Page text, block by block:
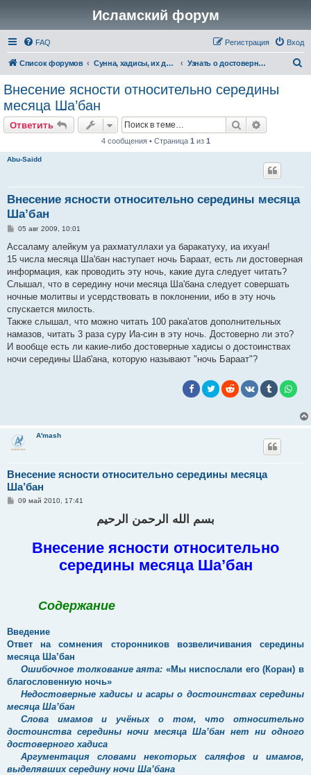
Исламский форум
FAQ Вход
Регистрация
Список форумов Сунна, хадисы, их достоверность и понимание Узнать о достоверности хадиса и асара
Внесение ясности относительно середины
месяца Ша’бан
Ответить Поиск
4 сообщения • Страница 1 из 1
Abu-Saidd
Внесение ясности относительно середины месяца
Ша’бан
С
о
щ
е
и
е
05 авг 2009, 10:01
Ассаламу алейкум уа рахматуллахи уа баракатуху, иа ихуан!
15 числа месяца Ша'бан наступает ночь Бараат, есть ли достоверная
информация, как проводить эту ночь, какие дуга следует читать?
Слышал, что в середину ночи месяца Ша'бана следует совершать
ночные молитвы и усердствовать в поклонении, ибо в эту ночь
спускается милость.
Также слышал, что можно читать 100 рака'атов дополнительных
намазов, читать 3 раза суру Иа-син в эту ночь. Достоверно ли это?
И вообще есть ли какие-либо достоверные хадисы о достоинствах
ночи середины Шаб'ана, которую называют "ночь Бараат"?
A'mash
Внесение ясности относительно середины месяца
Ша’бан
С09 май 2010, 17:41
بسم الله الرحمن الرحيم
Внесение ясности относительно
середины месяца Ша’бан
Содержание
Введение
Ответ на сомнения сторонников возвеличивания середины
месяца Ша’бан
Ошибочное толкование аята: «Мы ниспослали его (Коран) в
благословенную ночь»
Недостоверные хадисы и асары о достоинствах середины
месяца Ша’бан
Слова имамов и учёных о том, что относительно
достоинства середины ночи месяца Ша’бан нет ни одного
достоверного хадиса
Аргументация словами некоторых саляфов и имамов,
выделявших середину ночи Ша’бана